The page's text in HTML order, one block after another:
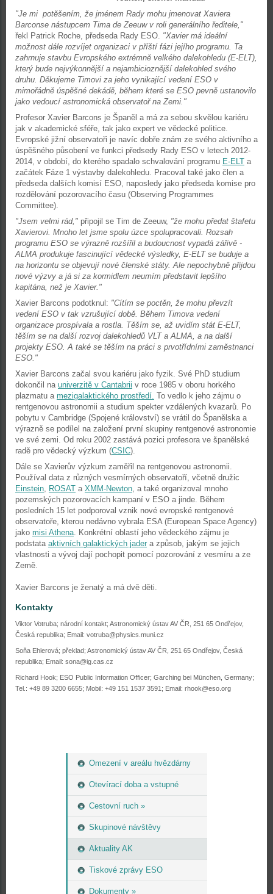
Omezení v areálu hvězdárny
Otevírací doba a vstupné
Cestovní ruch »
Skupinové návštěvy
Aktuality AK
Tiskové zprávy ESO
Dokumenty »
"Je mi potěšením, že jménem Rady mohu jmenovat Xaviera
Barconse nástupcem Tima de Zeeuw v roli generálního ředitele,"
řekl Patrick Roche, předseda Rady ESO. "Xavier má ideální
možnost dále rozvíjet organizaci v příští fázi jejího programu. Ta
zahrnuje stavbu Evropského extrémně velkého dalekohledu (E-ELT),
který bude nejvýkonnější a nejambicioznější dalekohled svého
druhu. Děkujeme Timovi za jeho vynikající vedení ESO v
mimořádně úspěšné dekádě, během které se ESO pevně ustanovilo
jako vedoucí astronomická observatoř na Zemi."
Profesor Xavier Barcons je Španěl a má za sebou skvělou kariéru
jak v akademické sféře, tak jako expert ve vědecké politice.
Evropské jižní observatoři je navíc dobře znám ze svého aktivního a
úspěšného působení ve funkci předsedy Rady ESO v letech 2012-
2014, v období, do kterého spadalo schvalování programu E-ELT a
začátek Fáze 1 výstavby dalekohledu. Pracoval také jako člen a
předseda dalších komisí ESO, naposledy jako předseda komise pro
rozdělování pozorovacího času (Observing Programmes
Committee).
"Jsem velmi rád," připojil se Tim de Zeeuw, "že mohu předat štafetu
Xavierovi. Mnoho let jsme spolu úzce spolupracovali. Rozsah
programu ESO se výrazně rozšířil a budoucnost vypadá zářivě -
ALMA produkuje fascinující vědecké výsledky, E-ELT se buduje a
na horizontu se objevují nové členské státy. Ale nepochybně přijdou
nové výzvy a já si za kormidlem neumím představit lepšího
kapitána, než je Xavier."
Xavier Barcons podotknul: "Cítím se poctěn, že mohu převzít
vedení ESO v tak vzrušující době. Během Timova vedení
organizace prospívala a rostla. Těším se, až uvidím stát E-ELT,
těším se na další rozvoj dalekohledů VLT a ALMA, a na další
projekty ESO. A také se těším na práci s prvotřídními zaměstnanci
ESO."
Xavier Barcons začal svou kariéru jako fyzik. Své PhD studium
dokončil na univerzitě v Cantabrii v roce 1985 v oboru horkého
plazmatu a mezigalaktického prostředí. To vedlo k jeho zájmu o
rentgenovou astronomii a studium spekter vzdálených kvazarů. Po
pobytu v Cambridge (Spojené království) se vrátil do Španělska a
výrazně se podílel na založení první skupiny rentgenové astronomie
ve své zemi. Od roku 2002 zastává pozici profesora ve španělské
radě pro vědecký výzkum (CSIC).
Dále se Xavierův výzkum zaměřil na rentgenovou astronomii.
Používal data z různých vesmírných observatoří, včetně družic
Einstein, ROSAT a XMM-Newton, a také organizoval mnoho
pozemských pozorovacích kampaní v ESO a jinde. Během
posledních 15 let podporoval vznik nové evropské rentgenové
observatoře, kterou nedávno vybrala ESA (European Space Agency)
jako misi Athena. Konkrétní oblastí jeho vědeckého zájmu je
podstata aktivních galaktických jader a způsob, jakým se jejich
vlastnosti a vývoj dají pochopit pomocí pozorování z vesmíru a ze
Země.
Xavier Barcons je ženatý a má dvě děti.
Kontakty
Viktor Votruba; národní kontakt; Astronomický ústav AV ČR, 251 65 Ondřejov,
Česká republika; Email: votruba@physics.muni.cz
Soňa Ehlerová; překlad; Astronomický ústav AV ČR, 251 65 Ondřejov, Česká
republika; Email: sona@ig.cas.cz
Richard Hook; ESO Public Information Officer; Garching bei München, Germany;
Tel.: +49 89 3200 6655; Mobil: +49 151 1537 3591; Email: rhook@eso.org